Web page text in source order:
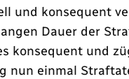
und konsequent
Dauer der
konsequent und
nun einmal